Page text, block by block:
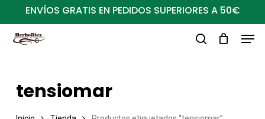
al
contenido
ENVÍOS GRATIS EN PEDIDOS SUPERIORES A 50€
tensiomar
Close
Filters
Close